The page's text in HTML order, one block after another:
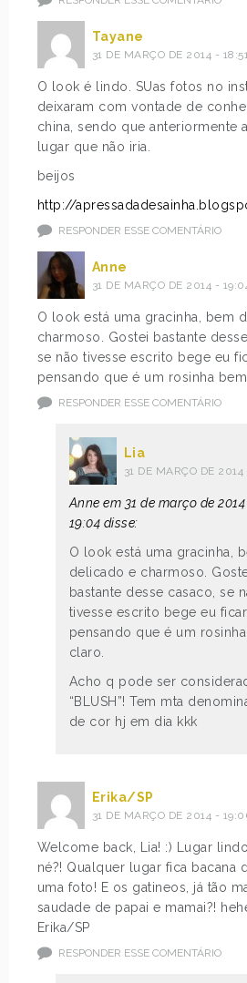
Tayane
31 DE MARÇO DE 2014 -
O look é lindo. SUas fotos no
deixaram com vontade de
china, sendo que anteriormente
lugar que não iria.
beijos
http://
RESPONDER ESSE COMENTÁRIO
Anne
31 DE MARÇO DE 2014 -
O look está uma gracinha, bem
charmoso. Gostei bastante
se não tivesse escrito bege eu
pensando que é um rosinha
RESPONDER ESSE COMENTÁRIO
Lia
31 DE MARÇO DE
Anne em 31 de março de 2014
19:04 disse:
O look está uma gracinha,
delicado e charmoso.
bastante desse casaco, se
tivesse escrito bege eu
pensando que é um
claro.
Acho q pode ser
“BLUSH”! Tem mta
de cor hj em dia kkk
Erika/SP
31 DE MARÇO DE 2014 -
Welcome back, Lia! :) Lugar
né?! Qualquer lugar fica bacana
uma foto! E os gatineos, já tão
saudade de papai e mamai?!
Erika/SP
RESPONDER ESSE COMENTÁRIO